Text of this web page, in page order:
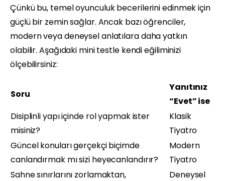
Çünkü bu, temel oyunculuk becerilerini edinmek için
güçlü bir zemin sağlar. Ancak bazı öğrenciler,
modern veya deneysel anlatılara daha yatkın
olabilir. Aşağıdaki mini testle kendi eğiliminizi
ölçebilirsiniz:
Soru
Yanıtınız
“Evet” ise
Disiplinli yapı içinde rol yapmak ister
misiniz?
Klasik
Tiyatro
Güncel konuları gerçekçi biçimde
canlandırmak mı sizi heyecanlandırır?
Modern
Tiyatro
Sahne sınırlarını zorlamaktan,
Deneysel